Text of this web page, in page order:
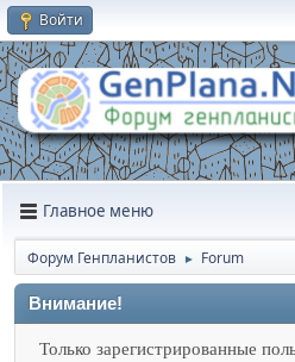
Войти
Главное меню
Форум Генпланистов ► Forum
Внимание!
Только зарегистрированные